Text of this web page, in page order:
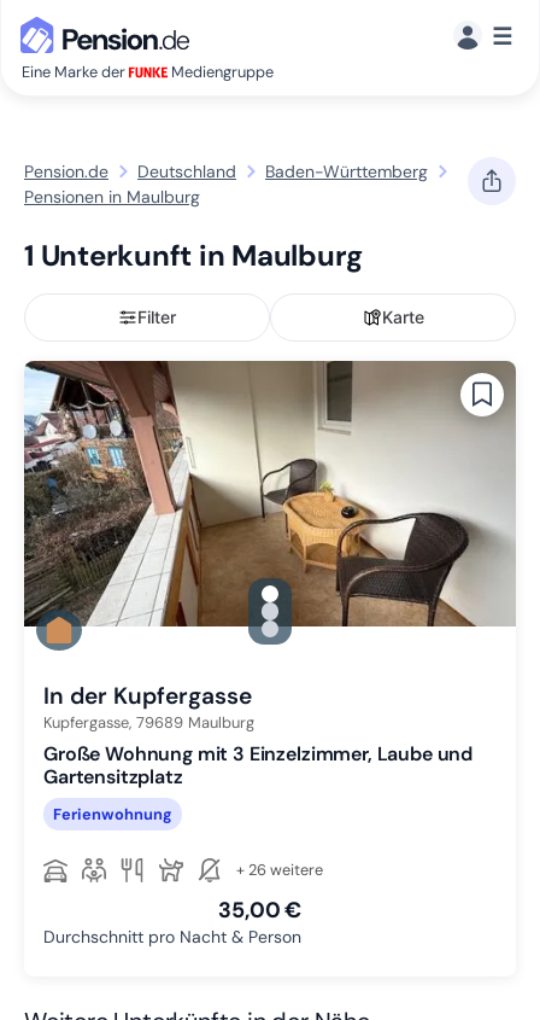
Eine Marke der Mediengruppe
☰
Pension.de Deutschland
Baden-Württemberg
Pensionen in Maulburg
1 Unterkunft in Maulburg
Filter Karte
gallery.slide_selector
Zu Slide 1 wechseln
Zu Slide 2 wechseln
Zu Slide 3 wechseln
In der Kupfergasse
Kupfergasse, 79689 Maulburg
Große Wohnung mit 3 Einzelzimmer, Laube und
Gartensitzplatz
Ferienwohnung
+ 26 weitere
35,00 €
Durchschnitt pro Nacht & Person